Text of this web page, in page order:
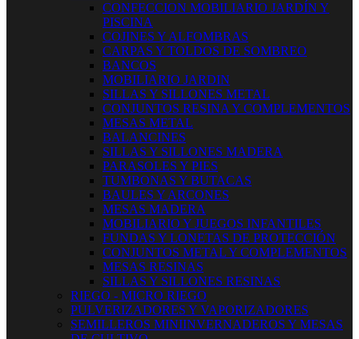
CONFECCION MOBILIARIO JARDÍN Y
PISCINA
COJINES Y ALFOMBRAS
CARPAS Y TOLDOS DE SOMBREO
BANCOS
MOBILIARIO JARDIN
SILLAS Y SILLONES METAL
CONJUNTOS RESINA Y COMPLEMENTOS
MESAS METAL
BALANCINES
SILLAS Y SILLONES MADERA
PARASOLES Y PIES
TUMBONAS Y BUTACAS
BAULES Y ARCONES
MESAS MADERA
MOBILIARIO Y JUEGOS INFANTILES
FUNDAS Y LONETAS DE PROTECCIÓN
CONJUNTOS METAL Y COMPLEMENTOS
MESAS RESINAS
SILLAS Y SILLONES RESINAS
RIEGO - MICRO RIEGO
PULVERIZADORES Y VAPORIZADORES
SEMILLEROS MINIINVERNADEROS Y MESAS